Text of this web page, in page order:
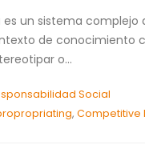
es un sistema
de conocimiento
o...
Social
, Competitive